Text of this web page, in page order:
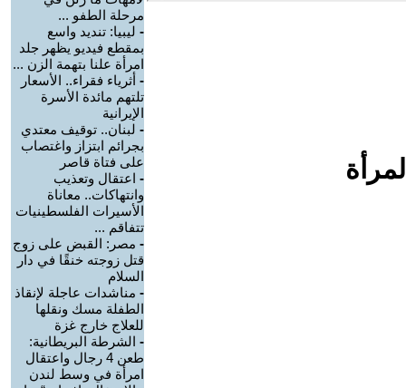
مرحلة الطفو ...
- ليبيا: تنديد واسع
بمقطع فيديو يظهر جلد
امرأة علنا بتهمة الزن ...
- أثرياء فقراء.. الأسعار
تلتهم مائدة الأسرة
الإيرانية
- لبنان.. توقيف معتدي
بجرائم ابتزاز واغتصاب
على فتاة قاصر
- اعتقال وتعذيب
وانتهاكات.. معاناة
الأسيرات الفلسطينيات
تتفاقم ...
- مصر: القبض على زوج
قتل زوجته خنقًا في دار
السلام
- مناشدات عاجلة لإنقاذ
الطفلة مسك ونقلها
للعلاج خارج غزة
- الشرطة البريطانية:
طعن 4 رجال واعتقال
امرأة في وسط لندن